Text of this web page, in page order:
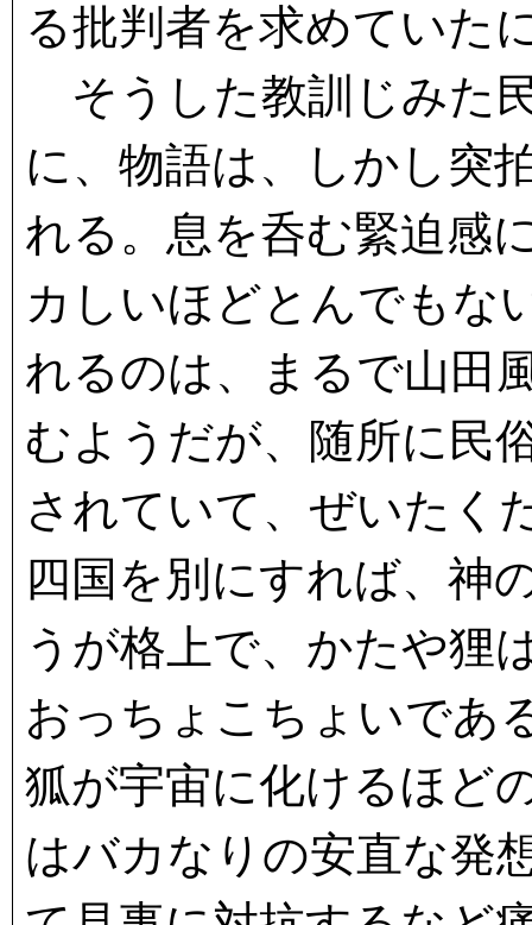
る批判者を求めていた
そうした教訓じみた
に、物語は、しかし突
れる。息を呑む緊迫感
カしいほどとんでもな
れるのは、まるで山田
むようだが、随所に民
されていて、ぜいたく
四国を別にすれば、神
うが格上で、かたや狸
おっちょこちょいであ
狐が宇宙に化けるほど
はバカなりの安直な発